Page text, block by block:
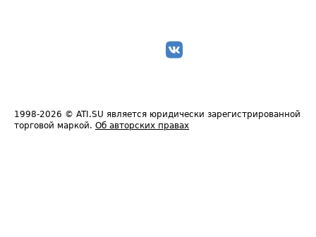
1998-2026 © ATI.SU является юридически зарегистрированной
торговой маркой. Об авторских правах